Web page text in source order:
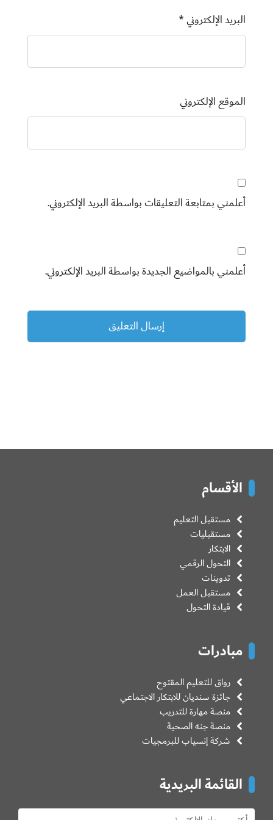
البريد الإلكتروني*
الموقع الإلكتروني
أعلمني بمتابعة التعليقات بواسطة البريد الإلكتروني.
أعلمني بالمواضيع الجديدة بواسطة البريد الإلكتروني.
الأقسام
مستقبل التعليم
مستقبليات
الابتكار
التحول الرقمي
تدوينات
مستقبل العمل
قيادة التحول
مبادرات
رواق للتعليم المقتوح
جائزة سنديان للابتكار الاجتماعي
منصة مهارة للتدريب
منصة جنه الصحية
شركة إنسياب للبرمجيات
القائمة البريدية